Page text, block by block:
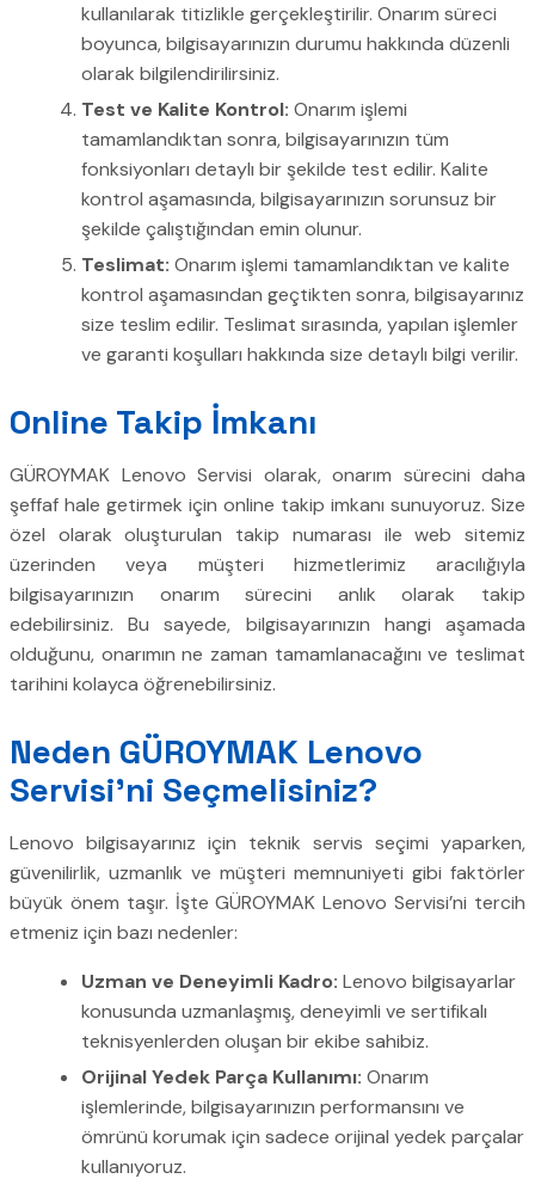
kullanılarak titizlikle gerçekleştirilir. Onarım süreci
boyunca, bilgisayarınızın durumu hakkında düzenli
olarak bilgilendirilirsiniz.
Test ve Kalite Kontrol: Onarım işlemi
tamamlandıktan sonra, bilgisayarınızın tüm
fonksiyonları detaylı bir şekilde test edilir. Kalite
kontrol aşamasında, bilgisayarınızın sorunsuz bir
şekilde çalıştığından emin olunur.
Teslimat: Onarım işlemi tamamlandıktan ve kalite
kontrol aşamasından geçtikten sonra, bilgisayarınız
size teslim edilir. Teslimat sırasında, yapılan işlemler
ve garanti koşulları hakkında size detaylı bilgi verilir.
Online Takip İmkanı
GÜROYMAK Lenovo Servisi olarak, onarım sürecini daha
şeffaf hale getirmek için online takip imkanı sunuyoruz. Size
özel olarak oluşturulan takip numarası ile web sitemiz
üzerinden veya müşteri hizmetlerimiz aracılığıyla
bilgisayarınızın onarım sürecini anlık olarak takip
edebilirsiniz. Bu sayede, bilgisayarınızın hangi aşamada
olduğunu, onarımın ne zaman tamamlanacağını ve teslimat
tarihini kolayca öğrenebilirsiniz.
Neden GÜROYMAK Lenovo
Servisi’ni Seçmelisiniz?
Lenovo bilgisayarınız için teknik servis seçimi yaparken,
güvenilirlik, uzmanlık ve müşteri memnuniyeti gibi faktörler
büyük önem taşır. İşte GÜROYMAK Lenovo Servisi’ni tercih
etmeniz için bazı nedenler:
Uzman ve Deneyimli Kadro: Lenovo bilgisayarlar
konusunda uzmanlaşmış, deneyimli ve sertifikalı
teknisyenlerden oluşan bir ekibe sahibiz.
Orijinal Yedek Parça Kullanımı: Onarım
işlemlerinde, bilgisayarınızın performansını ve
ömrünü korumak için sadece orijinal yedek parçalar
kullanıyoruz.